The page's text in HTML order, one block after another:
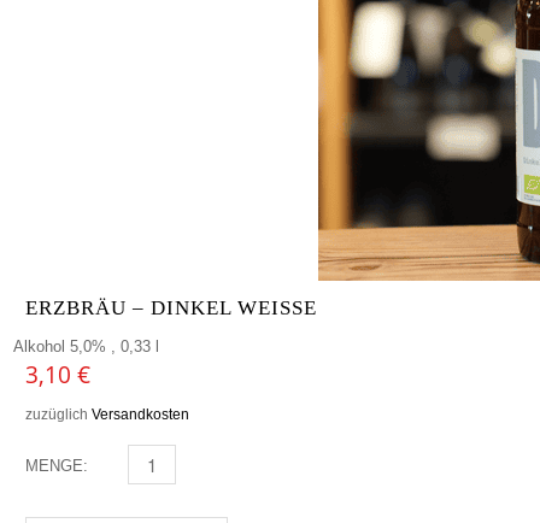
ERZBRÄU – DINKEL WEISSE
Alkohol 5,0% , 0,33 l
3,10 €
zuzüglich Versandkosten
MENGE: ERZBRÄU - DINKEL WEISSE MENGE